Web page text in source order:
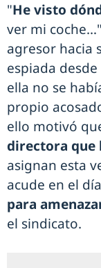
"He visto
ver mi
agresor hacia
espiada
ella no se
propio
ello motivó
directora que
asignan esta
acude en el
para
el sindicato.